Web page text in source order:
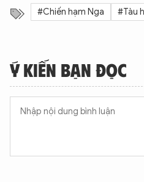
#Chiến hạm Nga #Tàu
Ý KIẾN BẠN ĐỌC